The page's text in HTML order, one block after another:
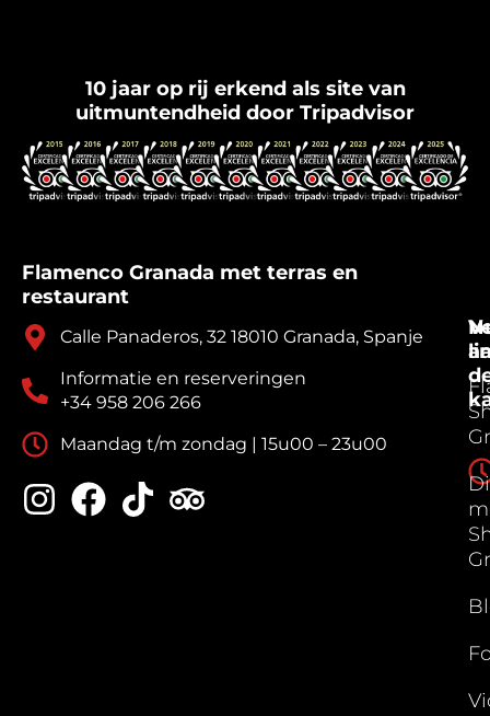
10 jaar op rij erkend als site van
uitmuntendheid door Tripadvisor
Flamenco Granada met terras en
restaurant
Calle Panaderos, 32 18010 Granada, Spanje
Informatie en reserveringen
+34 958 206 266
Maandag t/m zondag | 15u00 – 23u00